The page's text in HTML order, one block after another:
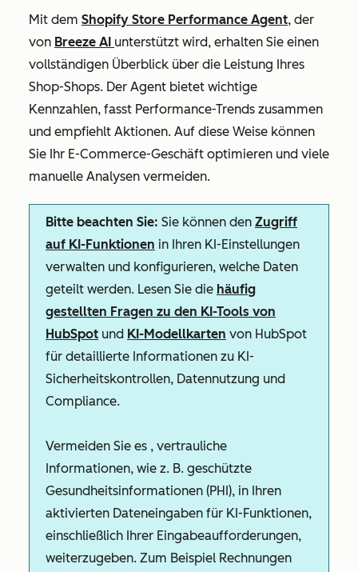
Mit dem Shopify Store Performance Agent, der
von Breeze AI unterstützt wird, erhalten Sie einen
vollständigen Überblick über die Leistung Ihres
Shop-Shops. Der Agent bietet wichtige
Kennzahlen, fasst Performance-Trends zusammen
und empfiehlt Aktionen. Auf diese Weise können
Sie Ihr E-Commerce-Geschäft optimieren und viele
manuelle Analysen vermeiden.
Bitte beachten Sie: Sie können den Zugriff
auf KI-Funktionen in Ihren KI-Einstellungen
verwalten und konfigurieren, welche Daten
geteilt werden. Lesen Sie die häufig
gestellten Fragen zu den KI-Tools von
HubSpot und KI-Modellkarten von HubSpot
für detaillierte Informationen zu KI-
Sicherheitskontrollen, Datennutzung und
Compliance.
Vermeiden Sie es , vertrauliche
Informationen, wie z. B. geschützte
Gesundheitsinformationen (PHI), in Ihren
aktivierten Dateneingaben für KI-Funktionen,
einschließlich Ihrer Eingabeaufforderungen,
weiterzugeben. Zum Beispiel Rechnungen